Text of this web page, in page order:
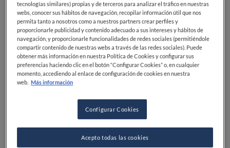
0 0 0 0 0
Calle de San Andrés, 14
Jueves,13:45-16:00, 21:00-23:00
tecnologías similares) propias y de terceros para analizar el tráfico en nuestras
webs, conocer sus hábitos de navegación, recopilar información útil que nos
permita tanto a nosotros como a nuestros partners crear perfiles y
proporcionarle publicidad y contenido adecuado a sus intereses y hábitos de
navegación, y proporcionarle funcionalidades de redes sociales (permitiéndole
compartir contenido de nuestras webs a través de las redes sociales). Puede
obtener más información en nuestra Política de Cookies y configurar sus
preferencias haciendo clic en el botón “Configurar Cookies” o, en cualquier
momento, accediendo al enlace de configuración de cookies en nuestra
web. Más información
Configurar Cookies
Acepto todas las cookies